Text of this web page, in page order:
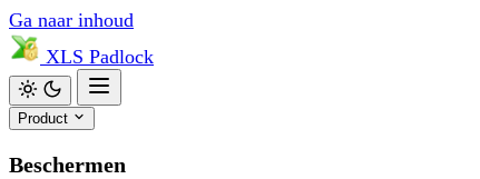
Ga naar inhoud
XLS Padlock
Product
Beschermen